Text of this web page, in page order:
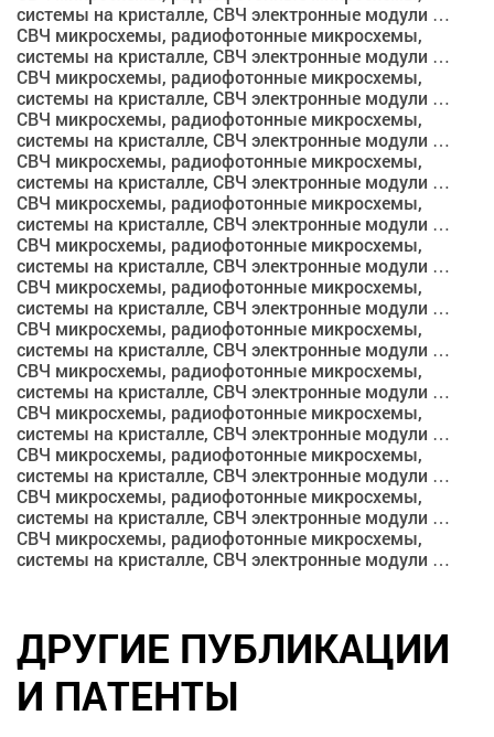
системы на кристалле, СВЧ электронные модули …
СВЧ микросхемы, радиофотонные микросхемы,
системы на кристалле, СВЧ электронные модули …
СВЧ микросхемы, радиофотонные микросхемы,
системы на кристалле, СВЧ электронные модули …
СВЧ микросхемы, радиофотонные микросхемы,
системы на кристалле, СВЧ электронные модули …
СВЧ микросхемы, радиофотонные микросхемы,
системы на кристалле, СВЧ электронные модули …
СВЧ микросхемы, радиофотонные микросхемы,
системы на кристалле, СВЧ электронные модули …
СВЧ микросхемы, радиофотонные микросхемы,
системы на кристалле, СВЧ электронные модули …
СВЧ микросхемы, радиофотонные микросхемы,
системы на кристалле, СВЧ электронные модули …
СВЧ микросхемы, радиофотонные микросхемы,
системы на кристалле, СВЧ электронные модули …
СВЧ микросхемы, радиофотонные микросхемы,
системы на кристалле, СВЧ электронные модули …
СВЧ микросхемы, радиофотонные микросхемы,
системы на кристалле, СВЧ электронные модули …
СВЧ микросхемы, радиофотонные микросхемы,
системы на кристалле, СВЧ электронные модули …
СВЧ микросхемы, радиофотонные микросхемы,
системы на кристалле, СВЧ электронные модули …
СВЧ микросхемы, радиофотонные микросхемы,
системы на кристалле, СВЧ электронные модули …
ДРУГИЕ ПУБЛИКАЦИИ
И ПАТЕНТЫ